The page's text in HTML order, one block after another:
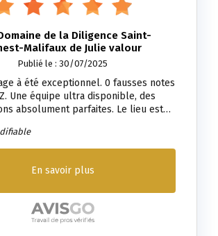
de la Diligence Saint-
Malifaux de Julie valour
Publié le : 30/07/2025
à été exceptionnel. 0 fausses notes
Une équipe ultra disponible, des
absolument parfaites. Le lieu est
tous unanimes sur cette soirée
a été aux petits soins pendant
espérances. Toute l'équipe est ultra
l'équipe et plus particulièrement à
Nadia et Fabien qui ont été nos
En savoir plus